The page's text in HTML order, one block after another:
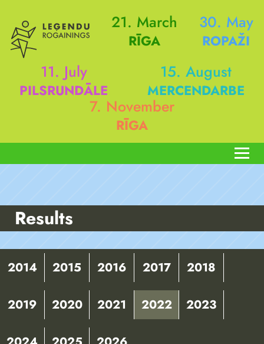
21. March
RĪGA
30. May
ROPAŽI
11. July
PILSRUNDĀLE
15. August
MERCENDARBE
7. November
RĪGA
Results
2014 2015 2016 2017 2018
2019 2020 2021 2022 2023